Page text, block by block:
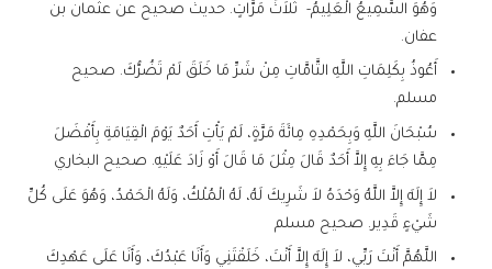
وَهُوَ السَّمِيعُ الْعَلِيمُ- ثَلاَثَ مَرَّاتٍ. حديث صحيح عن عثمان بن
عفان.
أَعُوذُ بِكَلِمَاتِ اللَّهِ التَّامَّاتِ مِنْ شَرِّ مَا خَلَقَ لَمْ تَضُرُّكَ. صحيح
مسلم.
سُبْحَانَ اللَّهِ وَبِحَمْدِهِ مِائَةَ مَرَّةٍ، لَمْ يَأْتِ أَحَدٌ يَوْمَ الْقِيَامَةِ بِأَفْضَلَ
مِمَّا جَاءَ بِهِ إِلاَّ أَحَدٌ قَالَ مِثْلَ مَا قَالَ أَوْ زَادَ عَلَيْهِ. صحيح البخاري
لاَ إِلَهَ إِلاَّ اللَّهُ وَحْدَهُ لاَ شَرِيكَ لَهُ، لَهُ الْمُلْكُ، وَلَهُ الْحَمْدُ، وَهُوَ عَلَى كُلِّ
شَيْءٍ قَدِير. صحيح مسلم
اللَّهُمَّ أَنْتَ رَبِّي، لاَ إِلَهَ إِلاَّ أَنْتَ، خَلَقْتَنِي وَأَنَا عَبْدُكَ، وَأَنَا عَلَى عَهْدِكَ